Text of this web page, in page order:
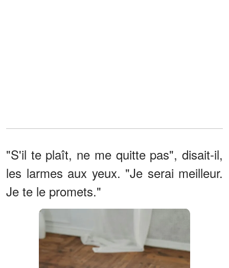
"S'il te plaît, ne me quitte pas", disait-il,
les larmes aux yeux. "Je serai meilleur.
Je te le promets."